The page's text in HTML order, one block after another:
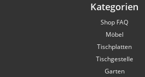
Kategorien
Shop FAQ
Möbel
Tischplatten
Tischgestelle
Garten